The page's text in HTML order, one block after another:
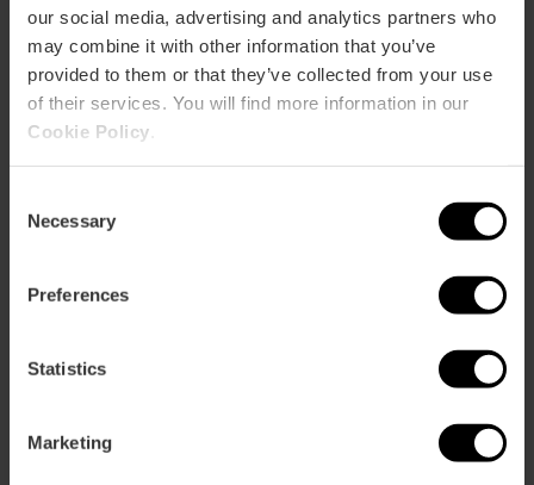
our social media, advertising and analytics partners who
may combine it with other information that you’ve
provided to them or that they’ve collected from your use
of their services. You will find more information in our
Cookie Policy
Selection
Necessary
Preferences
Statistics
Marketing
Serveis
Cafeteria
Terrassa / Balcó
Botiga